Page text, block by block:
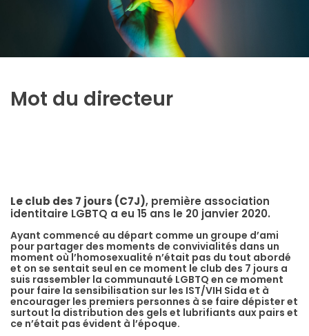
Mot du directeur
Le club des 7 jours (C7J), première association
identitaire LGBTQ a eu 15 ans le 20 janvier 2020.
Ayant commencé au départ comme un groupe d’ami
pour partager des moments de convivialités dans un
moment où l’homosexualité n’était pas du tout abordé
et on se sentait seul en ce moment le club des 7 jours a
suis rassembler la communauté LGBTQ en ce moment
pour faire la sensibilisation sur les IST/VIH Sida et à
encourager les premiers personnes à se faire dépister et
surtout la distribution des gels et lubrifiants aux pairs et
ce n’était pas évident à l’époque.